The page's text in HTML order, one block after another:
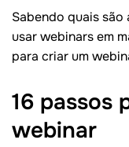
Sabendo quais
usar webinars em
para criar um
16 passos
webinar